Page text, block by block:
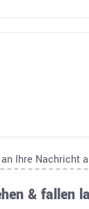
Ihre Nachricht
& fallen